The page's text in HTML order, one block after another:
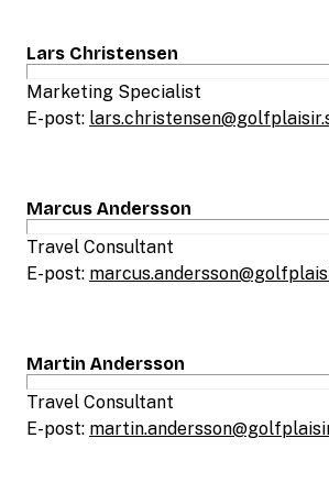
Lars Christensen
Marketing Specialist
E-post:
Marcus Andersson
Travel Consultant
E-post:
Martin Andersson
Travel Consultant
E-post: